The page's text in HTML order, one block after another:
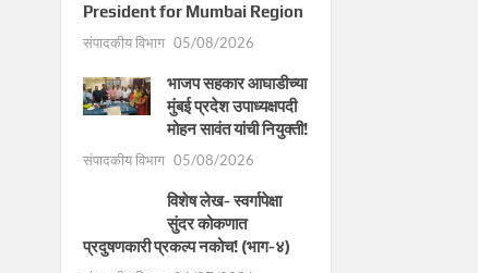
President for Mumbai Region
संपादकीय विभाग 05/08/2026
भाजप सहकार आघाडीच्या
मुंबई प्रदेश उपाध्यक्षपदी
मोहन सावंत यांची नियुक्ती!
संपादकीय विभाग 05/08/2026
विशेष लेख- स्वर्गापेक्षा
सुंदर कोकणात
प्रदुषणकारी प्रकल्प नकोच! (भाग-४)